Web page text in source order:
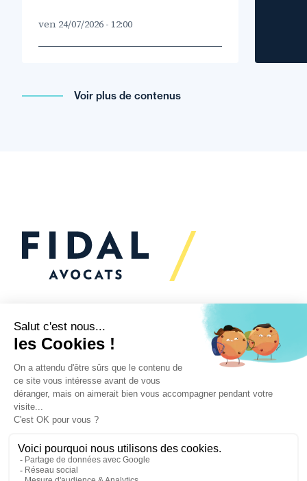
ven 24/07/2026 - 12:00
Voir plus de contenus
Vous souhaitez échanger
avec nous ?
Nous sommes
à votre écoute
Vos enjeux
Nos expertises